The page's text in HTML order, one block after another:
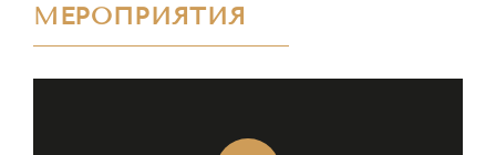
МЕРОПРИЯТИЯ